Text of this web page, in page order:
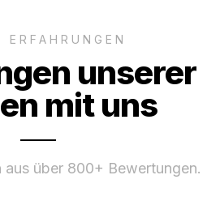
ERFAHRUNGEN
unserer
mit uns
aus über 800+ Bewertungen.